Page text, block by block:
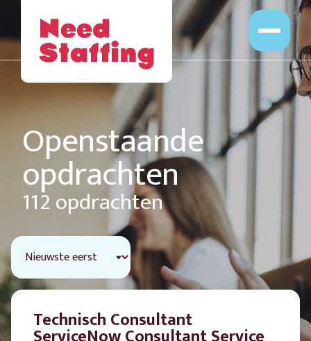
Opdrachten
Professionals
Leveranciers
Opdrachtgevers
Over Ons
Openstaande
opdrachten
112 opdrachten
Technisch Consultant